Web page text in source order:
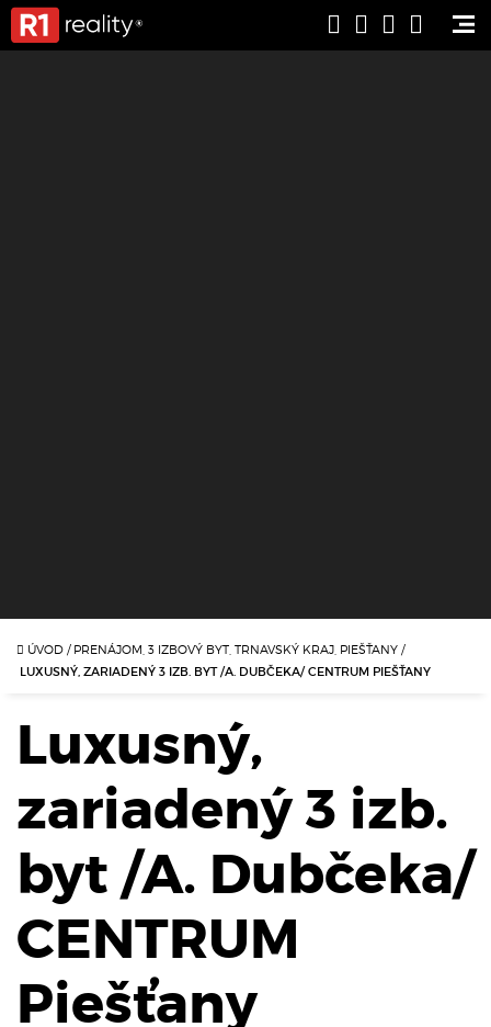
ÚVOD / PRENÁJOM, 3 IZBOVÝ BYT, TRNAVSKÝ KRAJ, PIEŠŤANY /
LUXUSNÝ, ZARIADENÝ 3 IZB. BYT /A. DUBČEKA/ CENTRUM PIEŠŤANY
Luxusný,
zariadený 3 izb.
byt /A. Dubčeka/
CENTRUM
Piešťany